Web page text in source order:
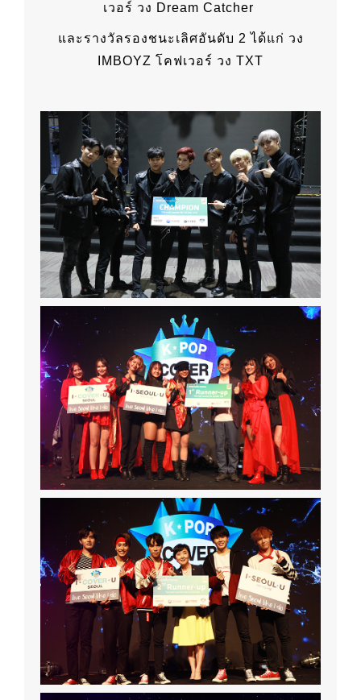
เวอร์ วง Dream Catcher
และรางวัลรองชนะเลิศอันดับ 2 ได้แก่ วง
IMBOYZ โคฟเวอร์ วง TXT